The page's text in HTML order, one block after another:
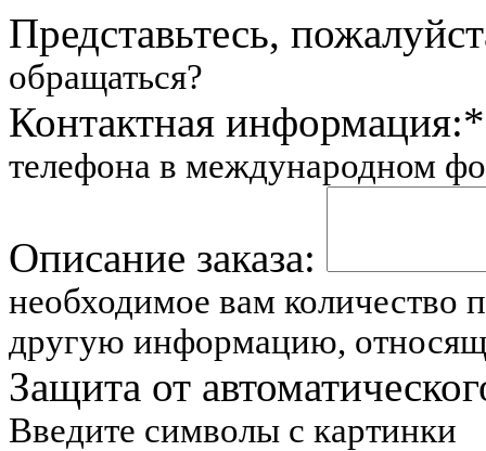
Представьтесь,
обращаться?
Контактная информация:*
телефона в международном
Описание заказа:
необходимое вам количество
другую информацию,
Защита от
Введите символы с картинки